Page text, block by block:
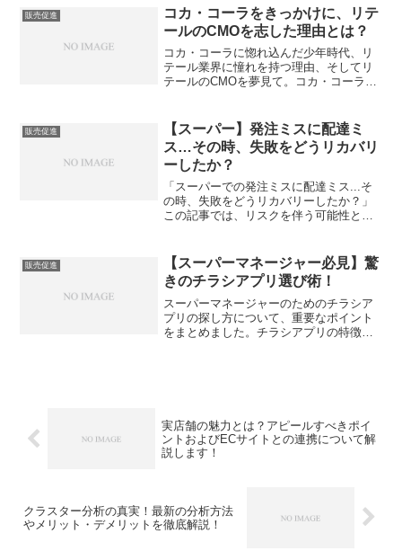
やリーダーの振る舞いがスタッフの充実
感や達成感を生み出す秘訣...
販売促進
コカ・コーラをきっかけに、リテ
ールのCMOを志した理由とは？
コカ・コーラに惚れ込んだ少年時代、リ
テール業界に憧れを持つ理由、そしてリ
テールのCMOを夢見て。コカ・コーラで
これからのリテール業界へのビジョン。
この記事では、コカ・コ...
販売促進
【スーパー】発注ミスに配達ミ
ス…その時、失敗をどうリカバリ
ーしたか？
「スーパーでの発注ミスに配達ミス...そ
の時、失敗をどうリカバリーしたか？」
この記事では、リスクを伴う可能性と成
にします。それでは、スーパーでの発注
ミスの敗因と対策、配...
販売促進
【スーパーマネージャー必見】驚
きのチラシアプリ選び術！
スーパーマネージャーのためのチラシア
プリの探し方について、重要なポイント
をまとめました。チラシアプリの特徴や
実店舗の魅力とは？アピールすべきポイ
ントおよびECサイトとの連携について解
説します！
クラスター分析の真実！最新の分析方法
やメリット・デメリットを徹底解説！